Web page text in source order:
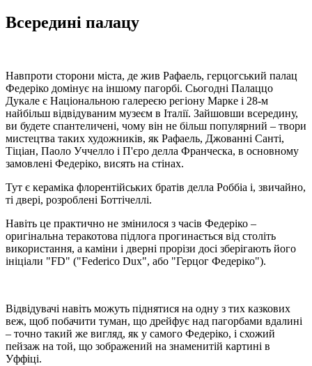
Всередині палацу
Навпроти сторони міста, де жив Рафаель, герцогський палац
Федеріко домінує на іншому пагорбі. Сьогодні Палаццо
Дукале є Національною галереєю регіону Марке і 28-м
найбільш відвідуваним музеєм в Італії. Зайшовши всередину,
ви будете спантеличені, чому він не більш популярний – твори
мистецтва таких художників, як Рафаель, Джованні Санті,
Тіціан, Паоло Уччелло і П'єро делла Франческа, в основному
замовлені Федеріко, висять на стінах.
Тут є кераміка флорентійських братів делла Роббіа і, звичайно,
ті двері, розроблені Боттічеллі.
Навіть це практично не змінилося з часів Федеріко –
оригінальна теракотова підлога прогинається від століть
використання, а каміни і дверні прорізи досі зберігають його
ініціали "FD" ("Federico Dux", або "Герцог Федеріко").
Відвідувачі навіть можуть піднятися на одну з тих казкових
веж, щоб побачити туман, що дрейфує над пагорбами вдалині
– точно такий же вигляд, як у самого Федеріко, і схожий
пейзаж на той, що зображений на знаменитій картині в
Уффіці.